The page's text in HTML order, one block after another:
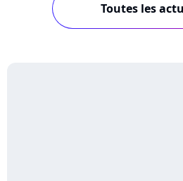
Toutes les